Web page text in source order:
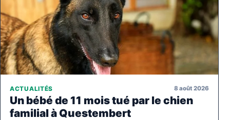
ACTUALITÉS 8 août 2026
Un bébé de 11 mois tué par le chien
familial à Questembert